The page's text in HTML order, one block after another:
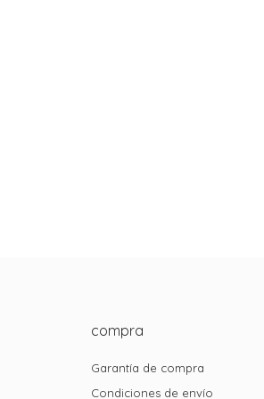
compra
Garantía de compra
Condiciones de envío